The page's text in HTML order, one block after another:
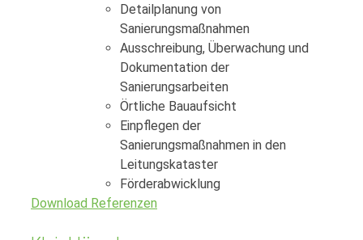
Detailplanung von
Sanierungsmaßnahmen
Ausschreibung, Überwachung und
Dokumentation der
Sanierungsarbeiten
Örtliche Bauaufsicht
Einpflegen der
Sanierungsmaßnahmen in den
Leitungskataster
Förderabwicklung
Download Referenzen